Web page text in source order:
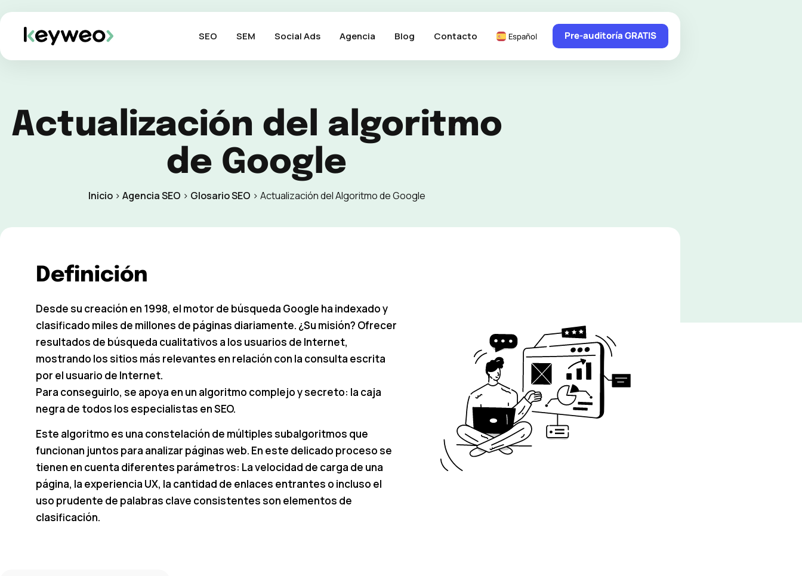
SEO SEM Social Ads Agencia Blog Contacto Español Pre-auditoría GRATIS
Actualización del algoritmo
de Google
Inicio> Agencia SEO > Glosario SEO > Actualización del Algoritmo de Google
Definición
Desde su creación en 1998, el motor de búsqueda Google ha indexado y
clasificado miles de millones de páginas diariamente. ¿Su misión? Ofrecer
resultados de búsqueda cualitativos a los usuarios de Internet,
mostrando los sitios más relevantes en relación con la consulta escrita
por el usuario de Internet.
Para conseguirlo, se apoya en un algoritmo complejo y secreto: la caja
negra de todos los especialistas en SEO.
Este algoritmo es una constelación de múltiples subalgoritmos que
funcionan juntos para analizar páginas web. En este delicado proceso se
tienen en cuenta diferentes parámetros: La velocidad de carga de una
página, la experiencia UX, la cantidad de enlaces entrantes o incluso el
uso prudente de palabras clave consistentes son elementos de
clasificación.